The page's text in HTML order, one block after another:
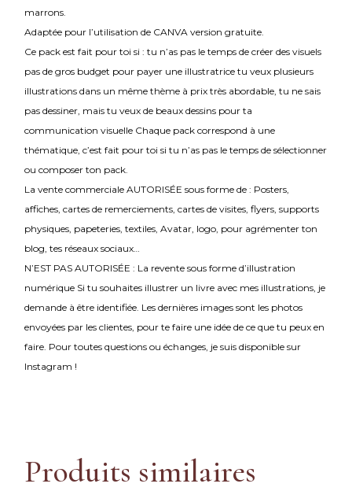
marrons.
Adaptée pour l’utilisation de CANVA version gratuite.
Ce pack est fait pour toi si : tu n’as pas le temps de créer des visuels
pas de gros budget pour payer une illustratrice tu veux plusieurs
illustrations dans un même thème à prix très abordable, tu ne sais
pas dessiner, mais tu veux de beaux dessins pour ta
communication visuelle Chaque pack correspond à une
thématique, c’est fait pour toi si tu n’as pas le temps de sélectionner
ou composer ton pack.
La vente commerciale AUTORISÉE sous forme de : Posters,
affiches, cartes de remerciements, cartes de visites, flyers, supports
physiques, papeteries, textiles, Avatar, logo, pour agrémenter ton
blog, tes réseaux sociaux…
N’EST PAS AUTORISÉE : La revente sous forme d’illustration
numérique Si tu souhaites illustrer un livre avec mes illustrations, je
demande à être identifiée. Les dernières images sont les photos
envoyées par les clientes, pour te faire une idée de ce que tu peux en
faire. Pour toutes questions ou échanges, je suis disponible sur
Instagram !
Produits similaires